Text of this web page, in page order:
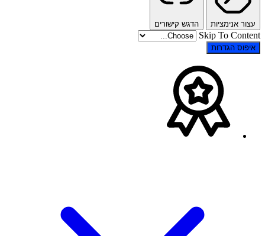
עצור אנימציות הדגש קישורים
Skip To Content
איפוס הגדרות